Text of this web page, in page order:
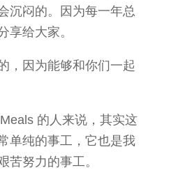
沉闷的。因为每一年总
享给大家。
，因为能够和你们一起
的人来说，其实这
单纯的事工，它也是我
苦努力的事工。